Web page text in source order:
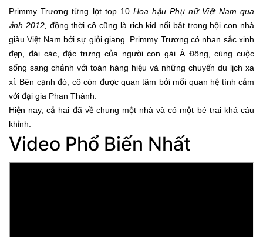
Primmy Trương từng lọt top 10 Hoa hậu Phụ nữ Việt Nam qua
ảnh 2012, đồng thời cô cũng là rich kid nổi bật trong hội con nhà
giàu Việt Nam bởi sự giỏi giang. Primmy Trương có nhan sắc xinh
đẹp, đài các, đặc trưng của người con gái Á Đông, cùng cuộc
sống sang chảnh với toàn hàng hiệu và những chuyến du lịch xa
xỉ. Bên cạnh đó, cô còn được quan tâm bởi mối quan hệ tình cảm
với đại gia Phan Thành.
Hiện nay, cả hai đã về chung một nhà và có một bé trai khá cáu
khỉnh.
Video Phổ Biến Nhất